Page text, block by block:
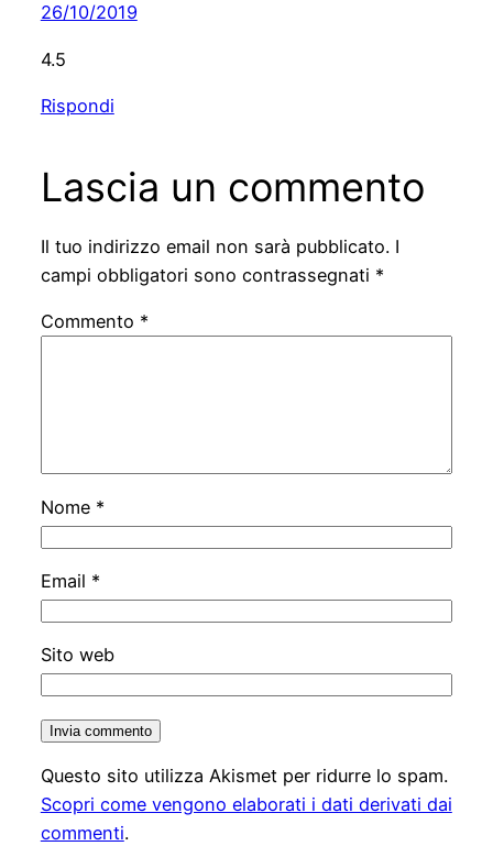
26/10/2019
4.5
Rispondi
Lascia un commento
Il tuo indirizzo email non sarà pubblicato. I
campi obbligatori sono contrassegnati *
Commento *
Nome *
Email *
Sito web
Questo sito utilizza Akismet per ridurre lo spam.
Scopri come vengono elaborati i dati derivati dai
commenti.